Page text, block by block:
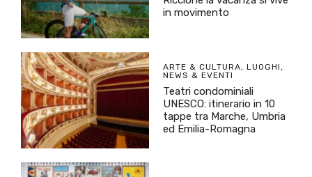
in movimento
ARTE & CULTURA, LUOGHI ,
NEWS & EVENTI
Teatri condominiali
UNESCO: itinerario in 10
tappe tra Marche, Umbria
ed Emilia-Romagna